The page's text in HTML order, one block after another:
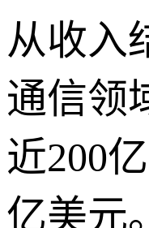
从收入
通信领
近200
亿美元。